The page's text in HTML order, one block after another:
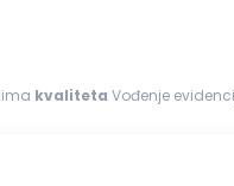
kvaliteta Vođenje